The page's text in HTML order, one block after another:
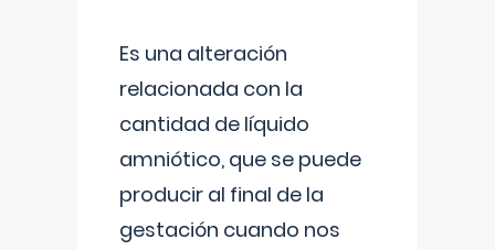
Es una alteración
relacionada con la
cantidad de líquido
amniótico, que se puede
producir al final de la
gestación cuando nos